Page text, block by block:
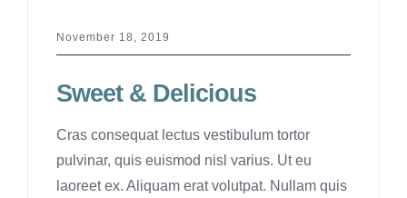
November 18, 2019
Sweet & Delicious
Cras consequat lectus vestibulum tortor
pulvinar, quis euismod nisl varius. Ut eu
laoreet ex. Aliquam erat volutpat. Nullam quis